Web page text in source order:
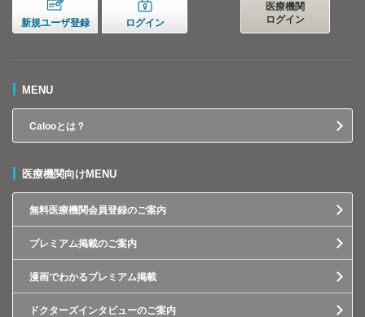
新規ユーザ登録 ログイン
医療機関
ログイン
MENU
Calooとは？
医療機関向けMENU
無料医療機関会員登録のご案内
プレミアム掲載のご案内
漫画でわかるプレミアム掲載
ドクターズインタビューのご案内